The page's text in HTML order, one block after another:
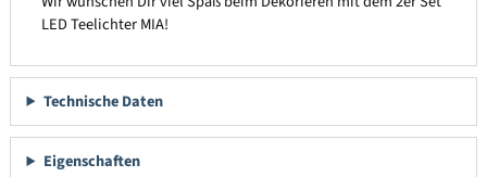
LED Teelichter MIA!
Technische Daten
Eigenschaften